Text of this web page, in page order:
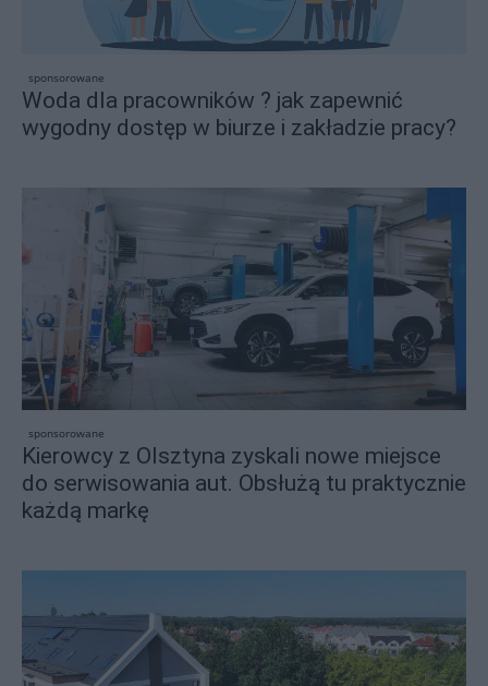
sponsorowane
Woda dla pracowników ? jak zapewnić
wygodny dostęp w biurze i zakładzie pracy?
sponsorowane
Kierowcy z Olsztyna zyskali nowe miejsce
do serwisowania aut. Obsłużą tu praktycznie
każdą markę